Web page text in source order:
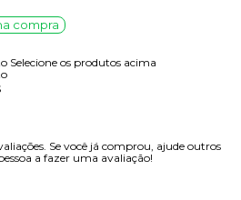
compra
Selecione os produtos acima
Se você já comprou, ajude outros
a fazer uma avaliação!